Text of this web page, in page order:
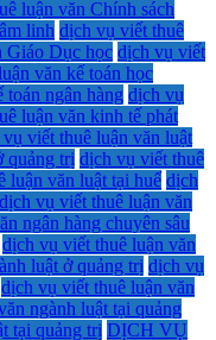
luận văn Chính sách
linh dịch vụ viết thuê
Giáo Dục học dịch vụ viết
văn kế toán học
ngân hàng dịch vụ
luận văn kinh tế phát
viết thuê luận văn luật
quảng trị dịch vụ viết thuê
luận văn luật tại huế dịch
dịch vụ viết thuê luận văn
ngân hàng chuyên sâu
dịch vụ viết thuê luận văn
luật ở quảng trị dịch vụ
dịch vụ viết thuê luận văn
ngành luật tại quảng
tại quảng trị DỊCH VỤ